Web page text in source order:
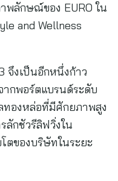
พลักษณ์ของ EURO ใน
and Wellness
จึงเป็นอีกหนึ่งก้าว
ากพอร์ตแบรนด์ระดับ
ทองหล่อที่มีศักยภาพสูง
ลักชัวรีลิฟวิ่งใน
ตของบริษัทในระยะ